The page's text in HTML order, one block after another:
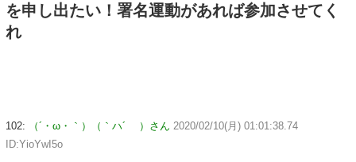
を申し出たい！署名運動があれば参加させてく
れ
102: （´・ω・｀）（｀ハ´ ）さん 2020/02/10(月) 01:01:38.74
ID:YioYwI5o